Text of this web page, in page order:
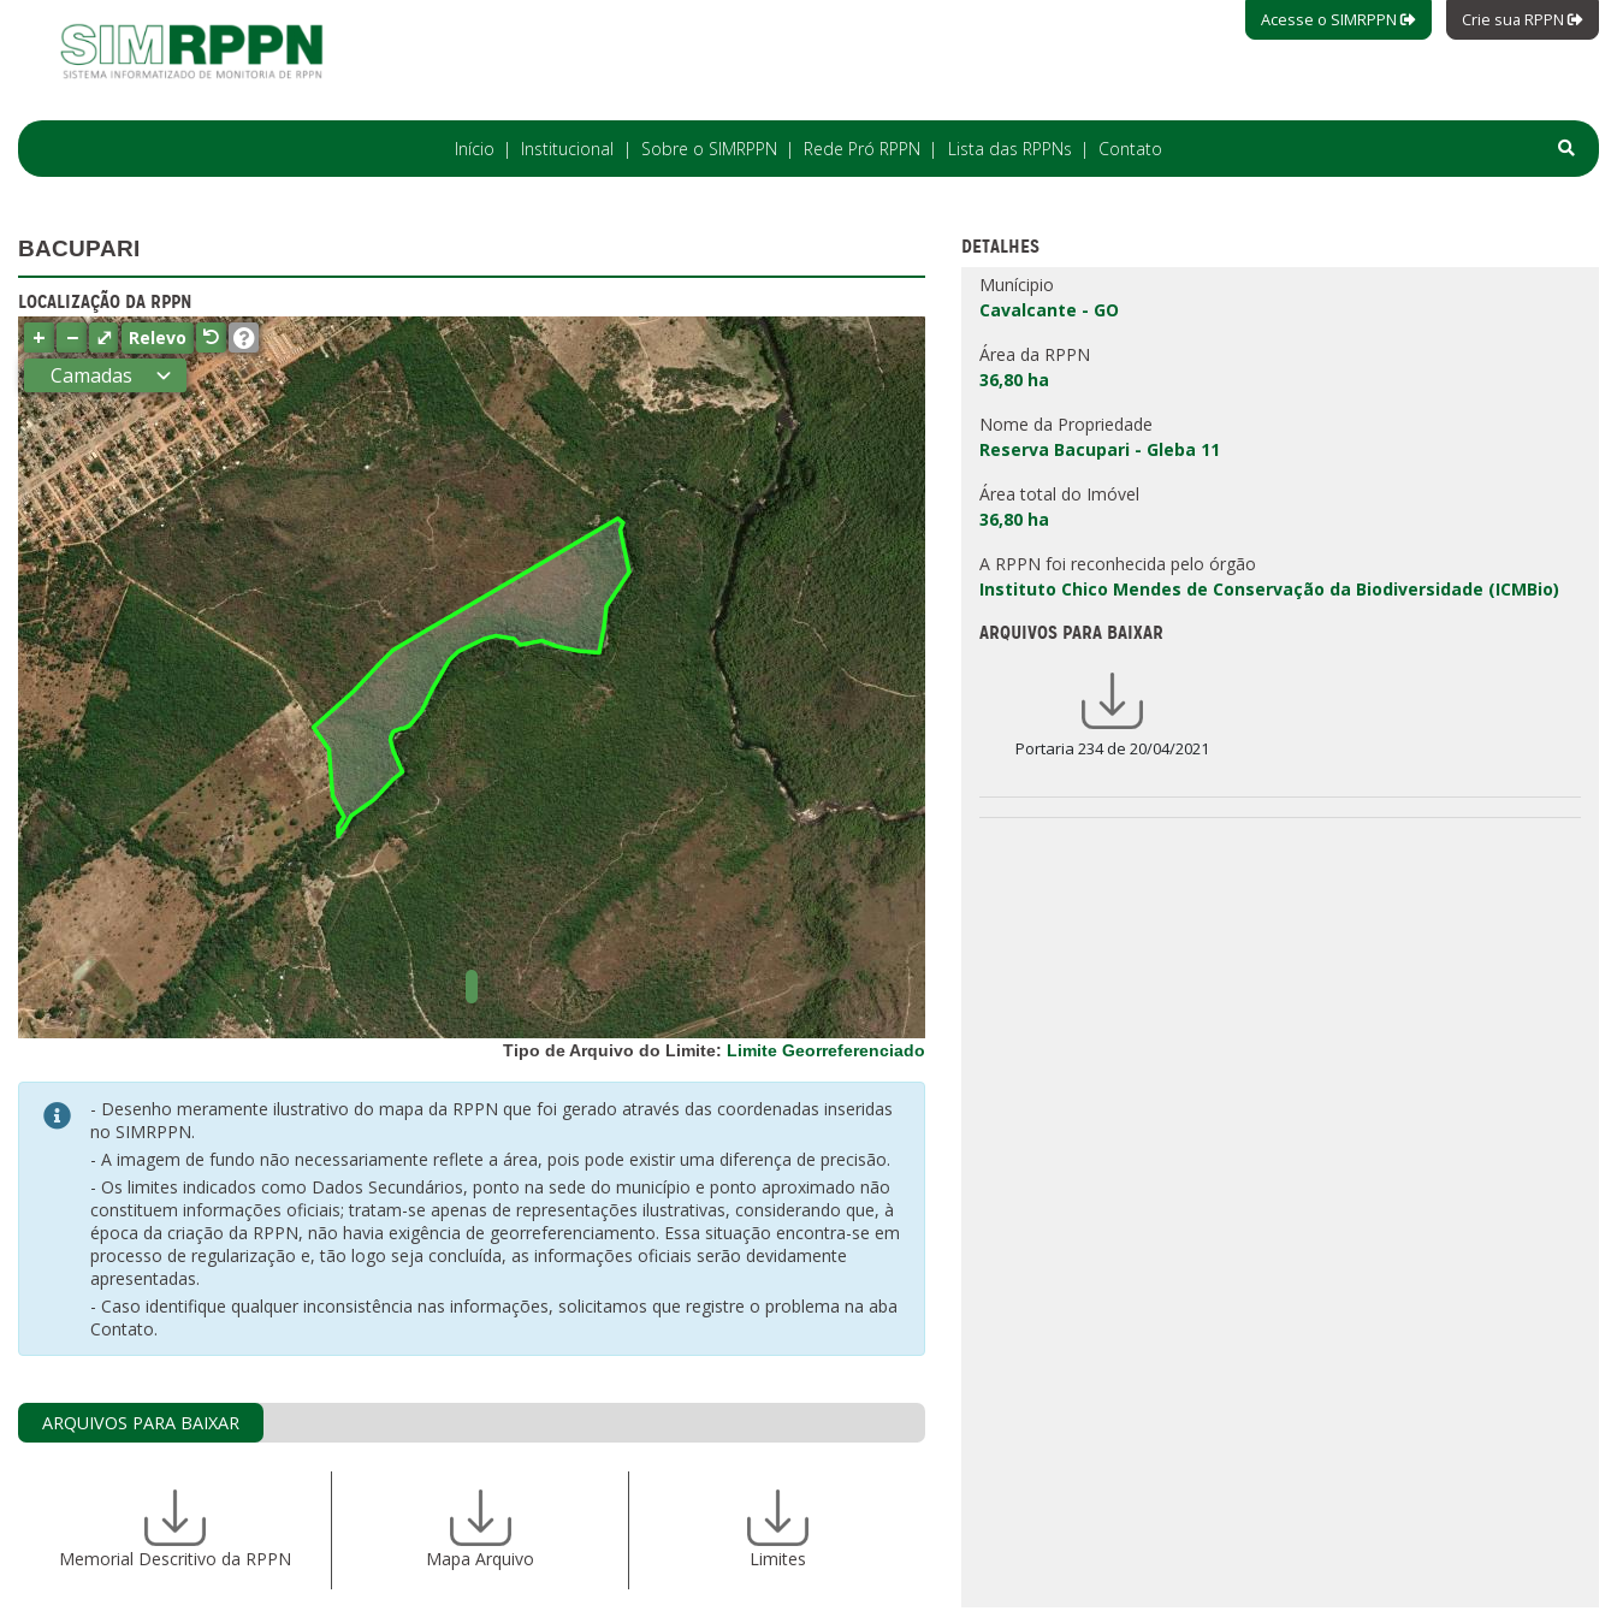
Acesse o SIMRPPN Crie sua RPPN
Início Institucional Sobre o SIMRPPN Rede Pró RPPN Lista das RPPNs Contato
BACUPARI
LOCALIZAÇÃO DA RPPN
+ − ⤢ Relevo
Camadas
Estados
Municípios
Terras
indígenas
(FUNAI)
UC Federal
UC Estaduais
UC
Municipais
Hidrografia
1:1.000.000
(ANA)
Biomas
(IBGE)
Vegetação
(IBGE)
Rodovias
(IBGE)
Relevo
(IBGE)
Tipo de Arquivo do Limite: Limite Georreferenciado
- Desenho meramente ilustrativo do mapa da RPPN que foi gerado através das coordenadas inseridas
no SIMRPPN.
- A imagem de fundo não necessariamente reflete a área, pois pode existir uma diferença de precisão.
- Os limites indicados como Dados Secundários, ponto na sede do município e ponto aproximado não
constituem informações oficiais; tratam-se apenas de representações ilustrativas, considerando que, à
época da criação da RPPN, não havia exigência de georreferenciamento. Essa situação encontra-se em
processo de regularização e, tão logo seja concluída, as informações oficiais serão devidamente
apresentadas.
- Caso identifique qualquer inconsistência nas informações, solicitamos que registre o problema na aba
Contato.
ARQUIVOS PARA BAIXAR
Memorial Descritivo da RPPN Mapa Arquivo Limites
DETALHES
Munícipio
Cavalcante - GO
Área da RPPN
36,80 ha
Nome da Propriedade
Reserva Bacupari - Gleba 11
Área total do Imóvel
36,80 ha
A RPPN foi reconhecida pelo órgão
Instituto Chico Mendes de Conservação da Biodiversidade (ICMBio)
ARQUIVOS PARA BAIXAR
Portaria 234 de 20/04/2021